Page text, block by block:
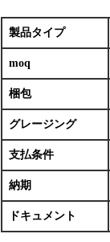
製品タイプ
moq
梱包
グレージング
支払条件
納期
ドキュメント